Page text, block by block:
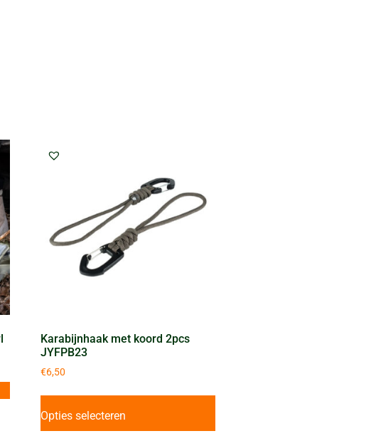
Karabijnhaak met koord 2pcs
JYFPB23
€6,50
Opties selecteren